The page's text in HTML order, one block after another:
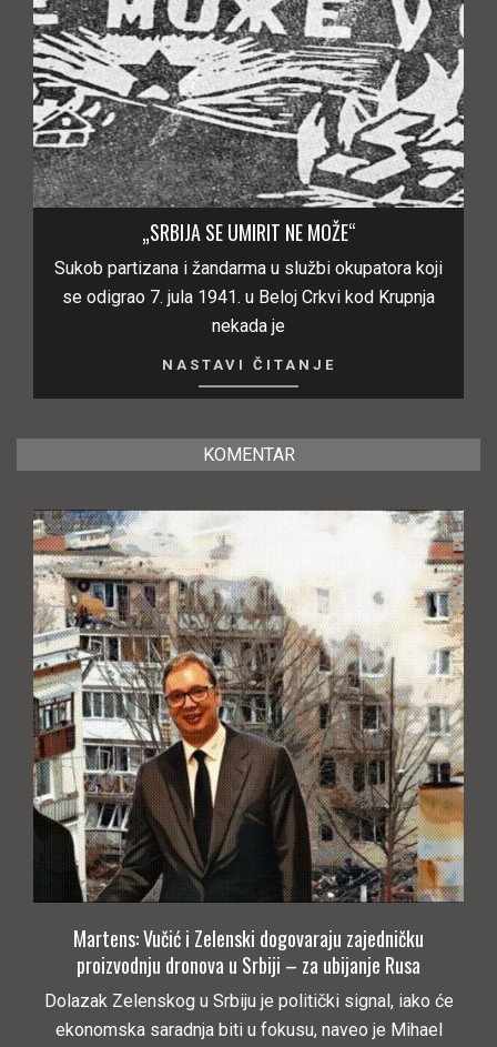
„SRBIJA SE UMIRIT NE MOŽE“
Sukob partizana i žandarma u službi okupatora koji
se odigrao 7. jula 1941. u Beloj Crkvi kod Krupnja
nekada je
NASTAVI ČITANJE
KOMENTAR
Martens: Vučić i Zelenski dogovaraju zajedničku
proizvodnju dronova u Srbiji – za ubijanje Rusa
Dolazak Zelenskog u Srbiju je politički signal, iako će
ekonomska saradnja biti u fokusu, naveo je Mihael